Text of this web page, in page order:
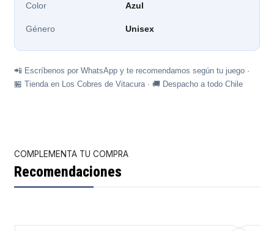
Color Azul
Género Unisex
📲 Escríbenos por WhatsApp y te recomendamos según tu juego ·
🏪 Tienda en Los Cobres de Vitacura · 🚚 Despacho a todo Chile
COMPLEMENTA TU COMPRA
Recomendaciones